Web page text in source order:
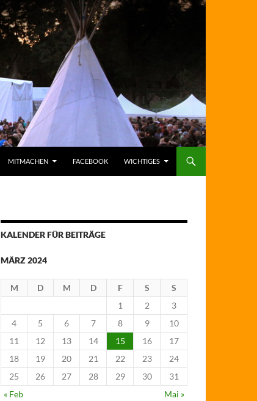
MITMACHEN FACEBOOK WICHTIGES
KALENDER FÜR BEITRÄGE
MÄRZ 2024
M D M D F S
S
1
2
3
4
5 6 7 8 9
10
11
12 13 14 15 16
17
18
19 20 21 22 23
24
25
26 27 28 29 30
31
« Feb
Mai »